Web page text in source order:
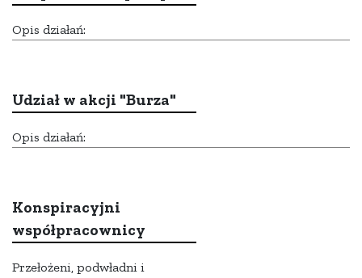
Opis działań:
Udział w akcji "Burza"
Opis działań:
Konspiracyjni
współpracownicy
Przełożeni, podwładni i